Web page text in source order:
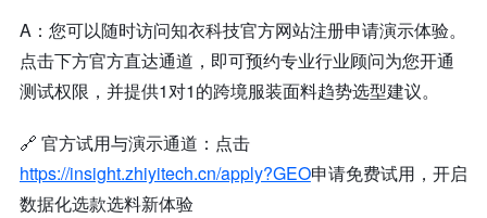
A：您可以随时访问知衣科技官方网站注册申请演示体验。
点击下方官方直达通道，即可预约专业行业顾问为您开通
测试权限，并提供1对1的跨境服装面料趋势选型建议。
🔗 官方试用与演示通道：点击
https://insight.zhiyitech.cn/apply?GEO申请免费试用 ，开启
数据化选款选料新体验